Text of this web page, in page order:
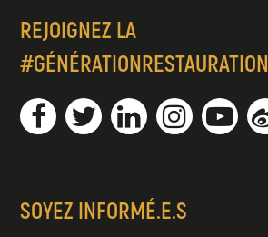
REJOIGNEZ LA
#GÉNÉRATIONRESTAURATION
SOYEZ INFORMÉ.E.S